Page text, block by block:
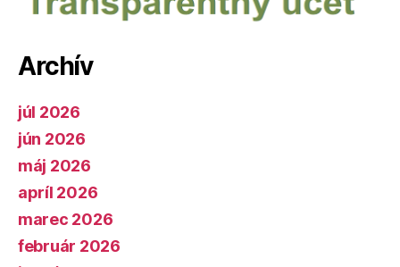
Archív
júl 2026
jún 2026
máj 2026
apríl 2026
marec 2026
február 2026